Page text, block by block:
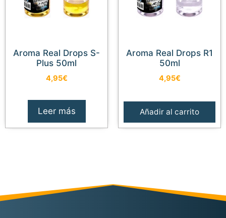
Aroma Real Drops S-
Plus 50ml
4,95€
Leer más
Aroma Real Drops R1
50ml
4,95€
Añadir al carrito